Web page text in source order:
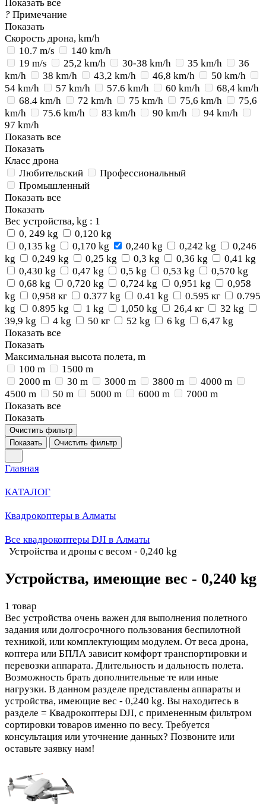
Показать все
? Примечание
Показать
Скорость дрона, km/h
10.7 m/s
140 km/h
19 m/s
25,2 km/h 30-38 km/h 35 km/h
36
km/h
38 km/h 43,2 km/h 46,8 km/h
50 km/h
54 km/h
57 km/h 57.6 km/h 60 km/h
68,4 km/h
68.4 km/h
72 km/h 75 km/h 75,6 km/h
75,6
km/h
75.6 km/h 83 km/h 90 km/h
94 km/h
97 km/h
Показать все
Показать
Класс дрона
Любительский
Профессиональный
Промышленный
Показать все
Показать
Вес устройства, kg : 1
0, 249 kg
0,120 kg
0,135 kg
0,170 kg 0,240 kg 0,242 kg
0,246
kg
0,249 kg 0,25 kg 0,3 kg 0,36 kg
0,41 kg
0,430 kg
0,47 kg 0,5 kg 0,53 kg
0,570 kg
0,68 kg
0,720 kg 0,724 kg 0,951 kg
0,958
kg
0,958 кг 0.377 kg 0.41 kg 0.595 кг
0.795
kg
0.895 kg 1 kg 1,050 kg 26,4 кг
32 kg
39,9 kg
4 kg 50 кг 52 kg 6 kg
6,47 kg
Показать все
Показать
Максимальная высота полета, m
100 m
1500 m
2000 m
30 m 3000 m 3800 m
4000 m
4500 m
50 m 5000 m 6000 m
7000 m
Показать все
Показать
Очистить фильтр
Показать
Очистить фильтр
Главная
КАТАЛОГ
Квадрокоптеры в Алматы
Все квадрокоптеры DJI в Алматы
Устройства и дроны с весом - 0,240 kg
Устройства, имеющие вес - 0,240 kg
1 товар
Вес устройства очень важен для выполнения полетного
задания или долгосрочного пользования беспилотной
техникой, или комплектующим модулем. От веса дрона,
коптера или БПЛА зависит комфорт транспортировки и
перевозки аппарата. Длительность и дальность полета.
Возможность брать дополнительные те или иные
нагрузки. В данном разделе представлены аппараты и
устройства, имеющие вес - 0,240 kg. Вы находитесь в
разделе = Квадрокоптеры DJI, с примененным фильтром
сортировки товаров именно по весу. Требуется
консультация или уточнение данных? Позвоните или
оставьте заявку нам!